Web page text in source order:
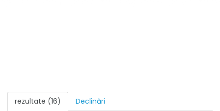
rezultate (16) Declinări